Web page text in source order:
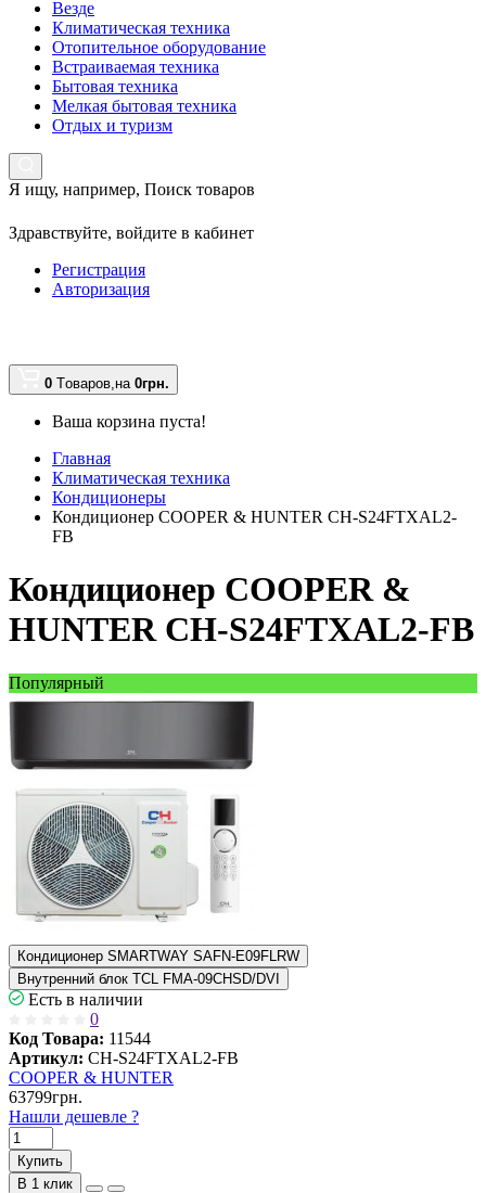
Везде
Климатическая техника
Отопительное оборудование
Встраиваемая техника
Бытовая техника
Мелкая бытовая техника
Отдых и туризм
Я ищу, например, Поиск товаров
Здравствуйте, войдите в кабинет
Регистрация
Авторизация
0 Tоваров,на 0грн.
Ваша корзина пуста!
Главная
Климатическая техника
Кондиционеры
Кондиционер COOPER & HUNTER CH-S24FTXAL2-
FB
Кондиционер COOPER &
HUNTER CH-S24FTXAL2-FB
Популярный
Кондиционер SMARTWAY SAFN-E09FLRW
Внутренний блок TCL FMA-09CHSD/DVI
Есть в наличии
0
Код Товара: 11544
Артикул: CH-S24FTXAL2-FB
COOPER & HUNTER
63799грн.
Нашли дешевле ?
Купить
В 1 клик